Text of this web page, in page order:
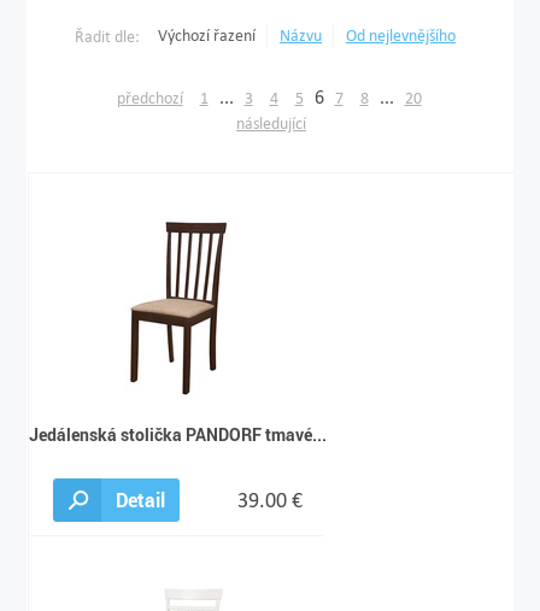
Řadit dle: Výchozí řazení Názvu Od nejlevnějšího
předchozí 1 ... 3 4 5 6 7 8 ...
20
následující
Jedálenská stolička PANDORF tmavé...
Detail 39.00 €